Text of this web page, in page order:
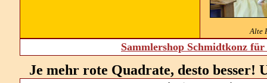
Alte
Sammlershop Schmidtkonz
Je mehr rote Quadrate, desto